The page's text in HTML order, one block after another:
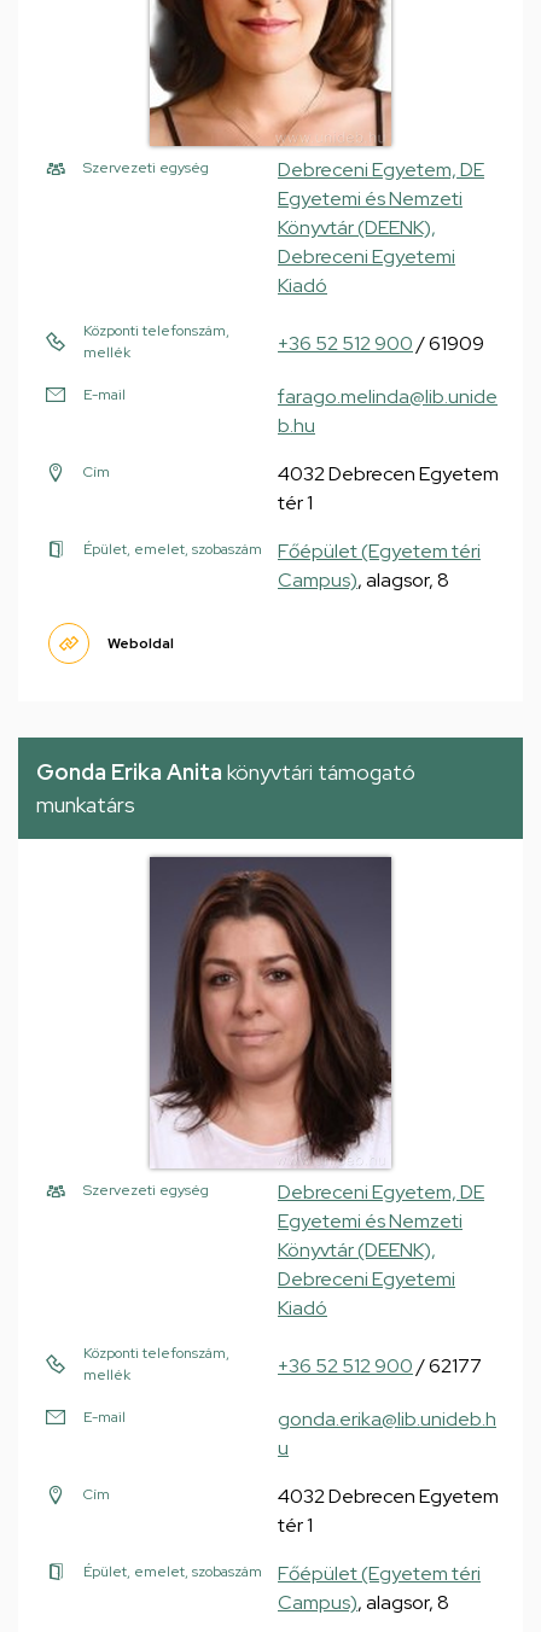
Szervezeti egység
Debreceni Egyetem, DE
Egyetemi és Nemzeti
Könyvtár (DEENK),
Debreceni Egyetemi
Kiadó
Központi telefonszám,
mellék
+36 52 512 900/ 61909
E-mail
farago.melinda@lib.unide
b.hu
Cím
4032 Debrecen Egyetem
tér 1
Épület, emelet, szobaszám
Főépület (Egyetem téri
Campus), alagsor, 8
Weboldal
Gonda Erika Anita könyvtári támogató
munkatárs
Szervezeti egység
Debreceni Egyetem, DE
Egyetemi és Nemzeti
Könyvtár (DEENK),
Debreceni Egyetemi
Kiadó
Központi telefonszám,
mellék
+36 52 512 900/ 62177
E-mail
gonda.erika@lib.unideb.h
u
Cím
4032 Debrecen Egyetem
tér 1
Épület, emelet, szobaszám
Főépület (Egyetem téri
Campus), alagsor, 8